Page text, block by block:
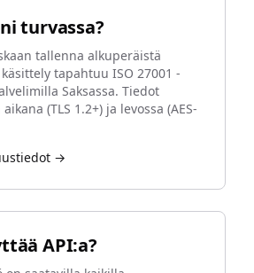
turvassa?
tallenna alkuperäistä
tapahtuu ISO 27001 -
Saksassa. Tiedot
(TLS 1.2+) ja levossa (AES-
→
API:a?